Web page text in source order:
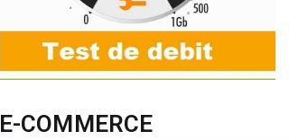
E-COMMERCE